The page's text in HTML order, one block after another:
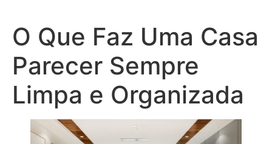
O Que Faz Uma Casa
Parecer Sempre
Limpa e Organizada